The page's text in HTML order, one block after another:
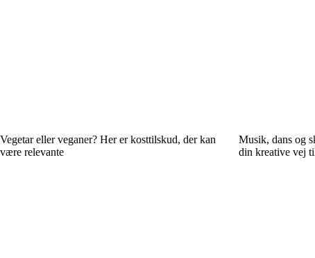
Vegetar eller veganer? Her er kosttilskud, der kan
være relevante
Musik, dans og
din kreative vej